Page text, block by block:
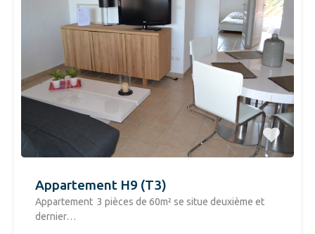
Appartement H9 (T3)
Appartement 3 pièces de 60m² se situe deuxième et
dernier…